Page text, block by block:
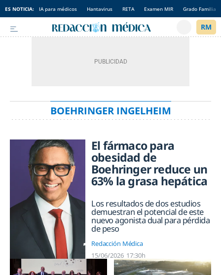
ES NOTICIA: IA para médicos Hantavirus RETA Examen MIR Grado Familia
BOEHRINGER INGELHEIM
El fármaco para
obesidad de
Boehringer reduce un
63% la grasa hepática
Los resultados de dos estudios
demuestran el potencial de este
nuevo agonista dual para pérdida
de peso
Redacción Médica
15/06/2026 17:30h